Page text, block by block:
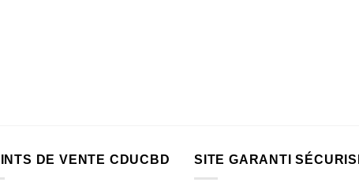
DE VENTE CDUCBD SITE GARANTI